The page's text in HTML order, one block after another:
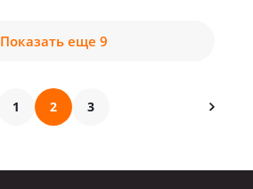
Показать еще 9
1 2 3